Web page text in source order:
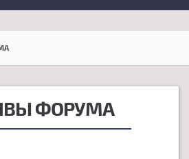
ФОРУМА